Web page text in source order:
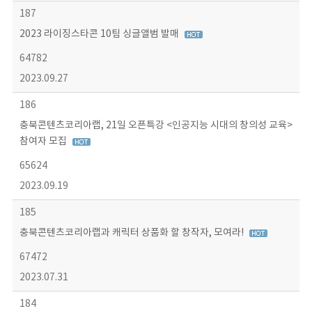
187
2023 라이징스타콘 10팀 싱글앨범 발매
64782
2023.09.27
186
충북콘텐츠코리아랩, 21일 오픈특강 <인공지능 시대의 창의성 교육>
참여자 모집
65624
2023.09.19
185
충북콘텐츠코리아랩과 캐릭터 상품화 할 창작자, 모여라!
67472
2023.07.31
184